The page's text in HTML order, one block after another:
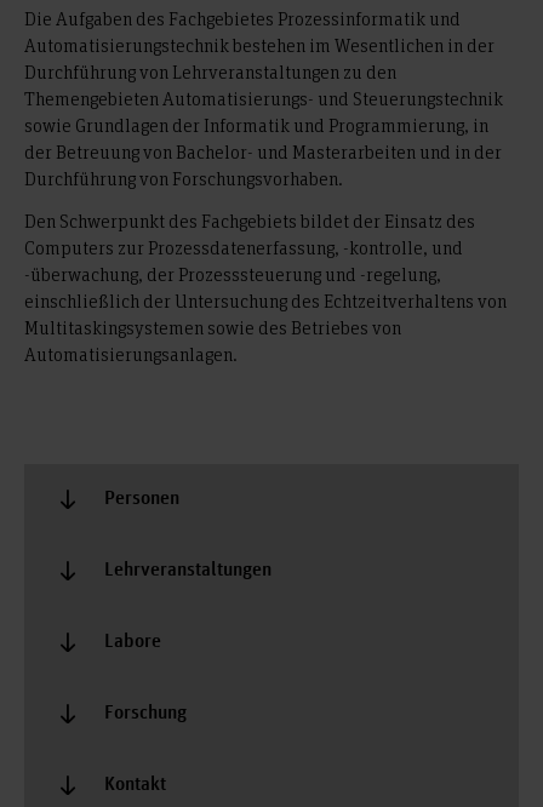
Die Aufgaben des Fachgebietes Prozessinformatik und
Automatisierungstechnik bestehen im Wesentlichen in der
Durchführung von Lehrveranstaltungen zu den
Themengebieten Automatisierungs- und Steuerungstechnik
sowie Grundlagen der Informatik und Programmierung, in
der Betreuung von Bachelor- und Masterarbeiten und in der
Durchführung von Forschungsvorhaben.
Den Schwerpunkt des Fachgebiets bildet der Einsatz des
Computers zur Prozessdatenerfassung, -kontrolle, und
-überwachung, der Prozesssteuerung und -regelung,
einschließlich der Untersuchung des Echtzeitverhaltens von
Multitaskingsystemen sowie des Betriebes von
Automatisierungsanlagen.
Personen
Lehrveranstaltungen
Labore
Forschung
Kontakt